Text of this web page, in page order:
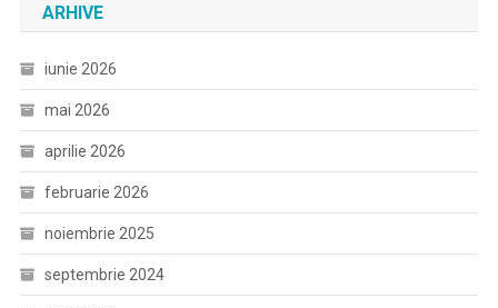
ARHIVE
iunie 2026
mai 2026
aprilie 2026
februarie 2026
noiembrie 2025
septembrie 2024